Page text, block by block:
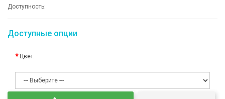
Доступность:
Доступные опции
Цвет: